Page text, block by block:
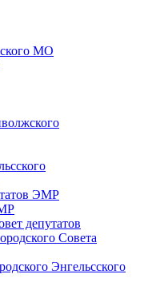
МО
ЭМР
депутатов
Совета
Энгельсского